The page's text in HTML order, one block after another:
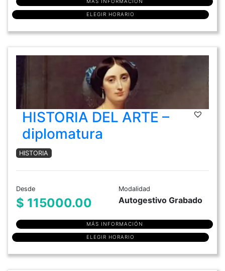
ELEGIR HORARIO
HISTORIA DEL ARTE –
diplomatura
HISTORIA
Desde
$ 115000.00
Modalidad
Autogestivo Grabado
MÁS INFORMACIÓN
ELEGIR HORARIO